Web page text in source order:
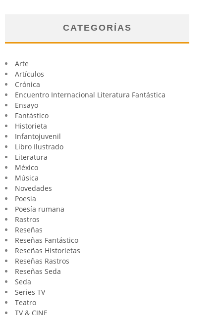
CATEGORÍAS
Arte
Artículos
Crónica
Encuentro Internacional Literatura Fantástica
Ensayo
Fantástico
Historieta
Infantojuvenil
Libro Ilustrado
Literatura
México
Música
Novedades
Poesia
Poesía rumana
Rastros
Reseñas
Reseñas Fantástico
Reseñas Historietas
Reseñas Rastros
Reseñas Seda
Seda
Series TV
Teatro
TV & CINE